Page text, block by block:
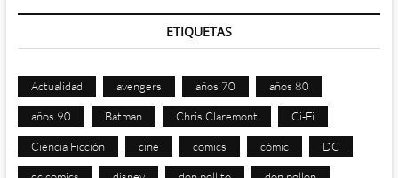
ETIQUETAS
Actualidad avengers años 70 años 80
años 90 Batman Chris Claremont Ci-Fi
Ciencia Ficción cine comics cómic DC